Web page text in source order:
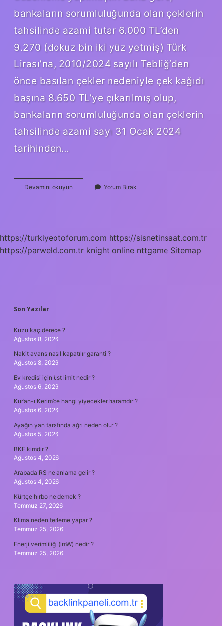
bankaların sorumluluğunda olan çeklerin
tahsilinde azami tutar 6.000 TL’den
9.270 (dokuz bin iki yüz yetmiş) Türk
Lirası’na, 2010/2024 sayılı Tebliğ’den
önce basılan çekler nedeniyle çek kağıdı
başına 8.650 TL’ye çıkarılmış olup,
bankaların sorumluluğunda olan çeklerin
tahsilinde azami sayı 31 Ocak 2024
tarihinden…
Devamını okuyun
Karşılıksız
Yorum Bırak
https://turkiyeotoforum.com https://sisnetinsaat.com.tr
https://parweld.com.tr knight online nttgame Sitemap
SIDEBAR
Son Yazılar
Kuzu kaç derece ?
Ağustos 8, 2026
Nakit avans nasıl kapatılır garanti ?
Ağustos 8, 2026
Ev kredisi için üst limit nedir ?
Ağustos 6, 2026
Kur’an-ı Kerim’de hangi yiyecekler haramdır ?
Ağustos 6, 2026
Ayağın yan tarafında ağrı neden olur ?
Ağustos 5, 2026
BKE kimdir ?
Ağustos 4, 2026
Arabada RS ne anlama gelir ?
Ağustos 4, 2026
Kürtçe hırbo ne demek ?
Temmuz 27, 2026
Klima neden terleme yapar ?
Temmuz 25, 2026
Enerji verimliliği (lmW) nedir ?
Temmuz 25, 2026